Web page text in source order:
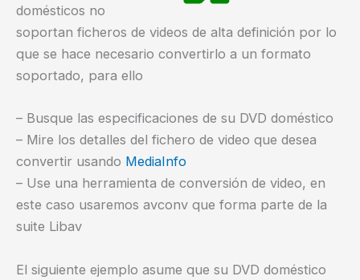
domésticos no
soportan ficheros de videos de alta definición por lo
que se hace necesario convertirlo a un formato
soportado, para ello
– Busque las especificaciones de su DVD doméstico
– Mire los detalles del fichero de video que desea
convertir usando MediaInfo
– Use una herramienta de conversión de video, en
este caso usaremos avconv que forma parte de la
suite Libav
El siguiente ejemplo asume que su DVD doméstico